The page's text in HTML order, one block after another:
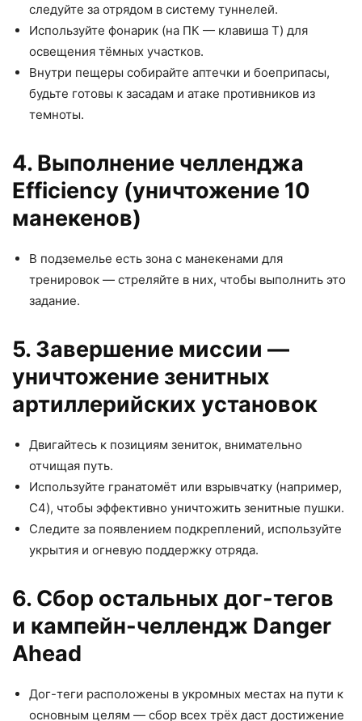
следуйте за отрядом в систему туннелей.
Используйте фонарик (на ПК — клавиша T) для
освещения тёмных участков.
Внутри пещеры собирайте аптечки и боеприпасы,
будьте готовы к засадам и атаке противников из
темноты.
4. Выполнение челленджа
Efficiency (уничтожение 10
манекенов)
В подземелье есть зона с манекенами для
тренировок — стреляйте в них, чтобы выполнить это
задание.
5. Завершение миссии —
уничтожение зенитных
артиллерийских установок
Двигайтесь к позициям зениток, внимательно
отчищая путь.
Используйте гранатомёт или взрывчатку (например,
C4), чтобы эффективно уничтожить зенитные пушки.
Следите за появлением подкреплений, используйте
укрытия и огневую поддержку отряда.
6. Сбор остальных дог-тегов
и кампейн-челлендж Danger
Ahead
Дог-теги расположены в укромных местах на пути к
основным целям — сбор всех трёх даст достижение